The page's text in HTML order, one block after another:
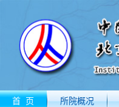
首 页 所院概况